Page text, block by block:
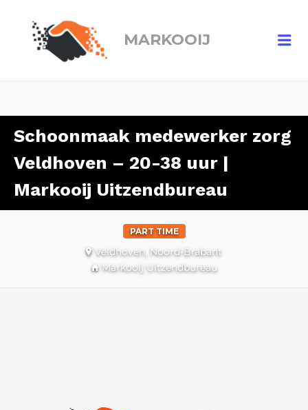
MARKOOIJ
Schoonmaak medewerker zorg
Veldhoven – 20-38 uur |
Markooij Uitzendbureau
PART TIME
Veldhoven, Noord-Brabant
Markooij Uitzendbureau